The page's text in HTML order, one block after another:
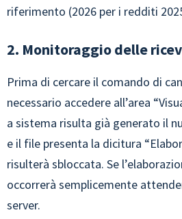
riferimento (2026 per i redditi
2. Monitoraggio delle
Prima di cercare il comando di
necessario accedere all’area
a sistema risulta già generato il
e il file presenta la dicitura
risulterà sbloccata. Se
occorrerà semplicemente
server.